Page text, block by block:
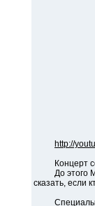
http://
Концерт
До этого
сказать, если
Специальные